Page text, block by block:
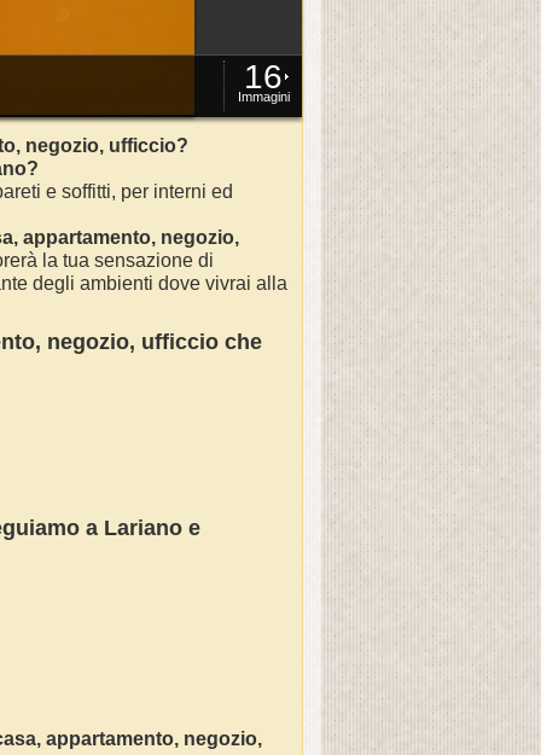
16
Immagini
negozio, ufficcio?
?
e soffitti, per interni ed
, appartamento, negozio,
la tua sensazione di
degli ambienti dove vivrai alla
negozio, ufficcio che
a Lariano e
, appartamento, negozio,